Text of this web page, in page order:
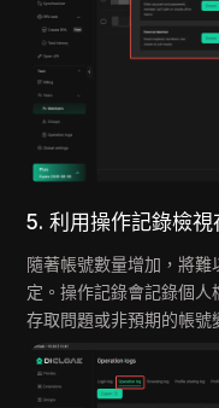
5. 利用操作記錄檢
隨著帳號數量增加，將難
定。操作記錄會記錄個人
存取問題或非預期的帳號